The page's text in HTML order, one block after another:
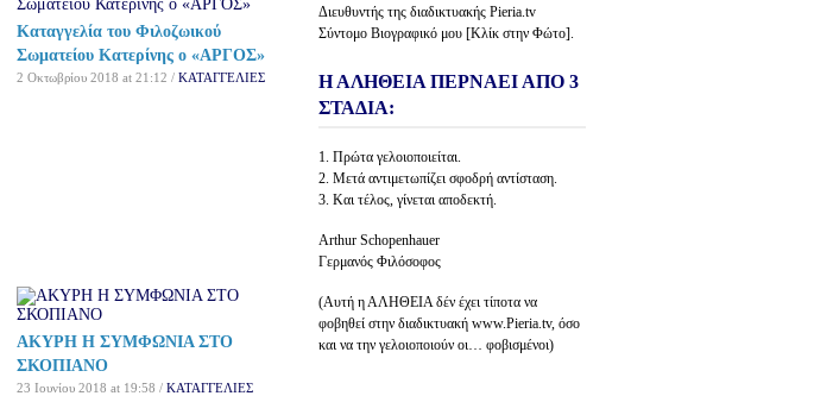
Καταγγελία του Φιλοζωικού
Σωματείου Κατερίνης ο «ΑΡΓΟΣ»
2 Οκτωβρίου 2018 at 21:12 / ΚΑΤΑΓΓΕΛΙΕΣ
ΑΚΥΡΗ Η ΣΥΜΦΩΝΙΑ ΣΤΟ
ΣΚΟΠΙΑΝΟ
23 Ιουνίου 2018 at 19:58 / ΚΑΤΑΓΓΕΛΙΕΣ
Διευθυντής της διαδικτυακής Pieria.tv
Σύντομο Βιογραφικό μου [Κλίκ στην Φώτο].
Η ΑΛΗΘΕΙΑ ΠΕΡΝΑΕΙ ΑΠΟ 3
ΣΤΑΔΙΑ:
1. Πρώτα γελοιοποιείται.
2. Μετά αντιμετωπίζει σφοδρή αντίσταση.
3. Και τέλος, γίνεται αποδεκτή.
Arthur Schopenhauer
Γερμανός Φιλόσοφος
(Αυτή η ΑΛΗΘΕΙΑ δέν έχει τίποτα να
φοβηθεί στην διαδικτυακή www.Pieria.tv, όσο
και να την γελοιοποιούν οι… φοβισμένοι)